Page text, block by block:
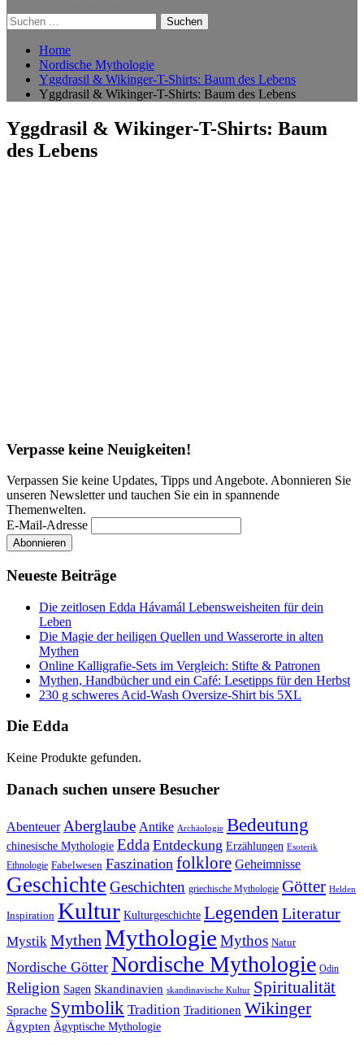
Suchen
nach:
Home
Nordische Mythologie
Yggdrasil & Wikinger-T-Shirts: Baum des Lebens
Yggdrasil & Wikinger-T-Shirts: Baum des Lebens
Yggdrasil & Wikinger-T-Shirts: Baum
des Lebens
Verpasse keine Neuigkeiten!
Verpassen Sie keine Updates, Tipps und Angebote. Abonnieren Sie
unseren Newsletter und tauchen Sie ein in spannende
Themenwelten.
E-Mail-Adresse
Neueste Beiträge
Die zeitlosen Edda Hávamál Lebensweisheiten für dein
Leben
Die Magie der heiligen Quellen und Wasserorte in alten
Mythen
Online Kalligrafie‑Sets im Vergleich: Stifte & Patronen
Mythen, Handbücher und ein Café: Lesetipps für den Herbst
230 g schweres Acid-Wash Oversize-Shirt bis 5XL
Die Edda
Keine Produkte gefunden.
Danach suchen unsere Besucher
Abenteuer Aberglaube Antike Archäologie Bedeutung
chinesische Mythologie Edda Entdeckung Erzählungen Esoterik
Ethnologie Fabelwesen Faszination folklore Geheimnisse
Geschichte Geschichten griechische Mythologie Götter Helden
Inspiration Kultur Kulturgeschichte Legenden Literatur
Mystik Mythen Mythologie Mythos Natur
Nordische Götter Nordische Mythologie Odin
Religion Sagen Skandinavien skandinavische Kultur Spiritualität
Sprache Symbolik Tradition Traditionen Wikinger
Ägypten Ägyptische Mythologie